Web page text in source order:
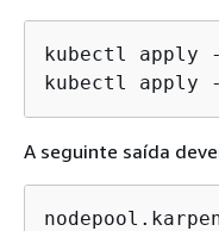
kubectl apply
kubectl apply
A seguinte saída